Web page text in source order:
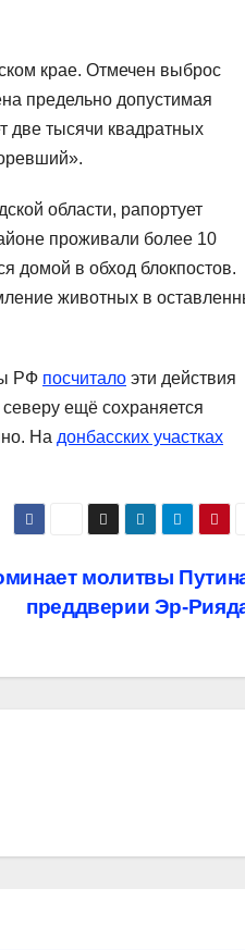
крае. Отмечен выброс
предельно допустимая
две тысячи квадратных
области, рапортует
проживали более 10
домой в обход блокпостов.
животных в
РФ посчитало эти действия
ещё сохраняется
На донбасских участках
молитвы
преддверии Эр-